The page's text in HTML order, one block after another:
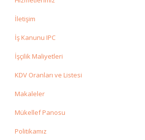
İletişim
İş Kanunu IPC
İşçilik Maliyetleri
KDV Oranları ve Listesi
Makaleler
Mükellef Panosu
Politikamız